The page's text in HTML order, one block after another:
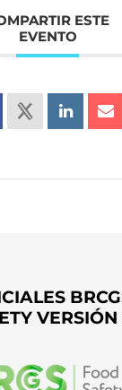
ESTE
EVENTO
VERSIÓN